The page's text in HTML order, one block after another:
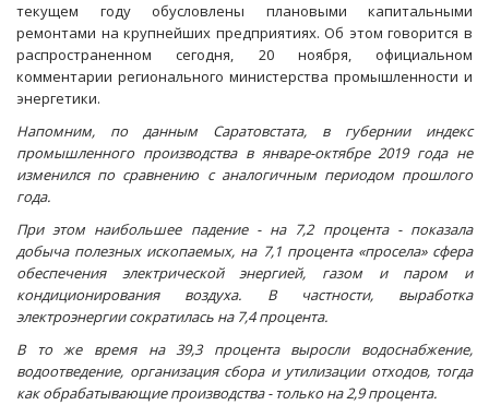
текущем году обусловлены плановыми капитальными
ремонтами на крупнейших предприятиях. Об этом говорится в
распространенном сегодня, 20 ноября, официальном
комментарии регионального министерства промышленности и
энергетики.
Напомним, по данным Саратовстата, в губернии индекс
промышленного производства в январе-октябре 2019 года не
изменился по сравнению с аналогичным периодом прошлого
года.
При этом наибольшее падение - на 7,2 процента - показала
добыча полезных ископаемых, на 7,1 процента «просела» сфера
обеспечения электрической энергией, газом и паром и
кондиционирования воздуха. В частности, выработка
электроэнергии сократилась на 7,4 процента.
В то же время на 39,3 процента выросли водоснабжение,
водоотведение, организация сбора и утилизации отходов, тогда
как обрабатывающие производства - только на 2,9 процента.